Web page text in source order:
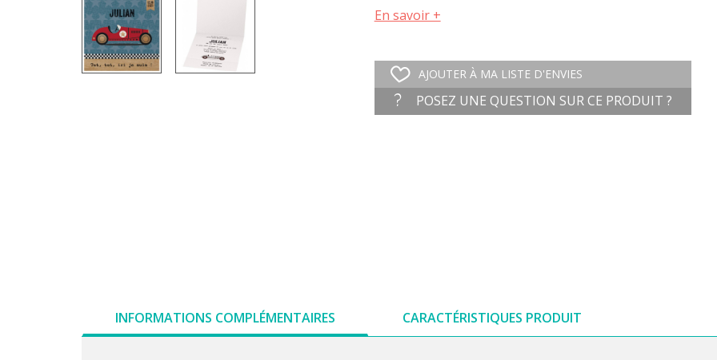
En savoir +
AJOUTER À MA LISTE D'ENVIES
POSEZ UNE QUESTION SUR CE PRODUIT ?
INFORMATIONS COMPLÉMENTAIRES CARACTÉRISTIQUES PRODUIT